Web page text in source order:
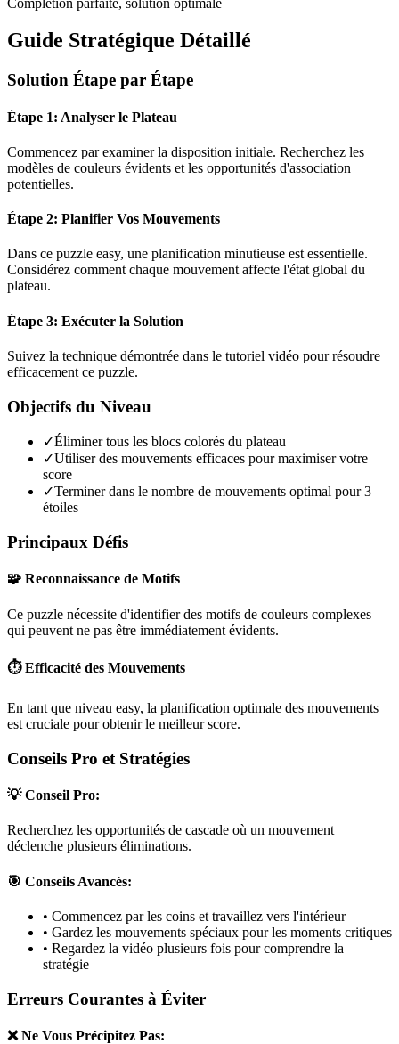
Guide Stratégique Détaillé
Solution Étape par Étape
Étape 1: Analyser le Plateau
Commencez par examiner la disposition initiale. Recherchez les
modèles de couleurs évidents et les opportunités d'association
potentielles.
Étape 2: Planifier Vos Mouvements
Dans ce puzzle easy, une planification minutieuse est essentielle.
Considérez comment chaque mouvement affecte l'état global du
plateau.
Étape 3: Exécuter la Solution
Suivez la technique démontrée dans le tutoriel vidéo pour résoudre
efficacement ce puzzle.
Objectifs du Niveau
✓Éliminer tous les blocs colorés du plateau
✓Utiliser des mouvements efficaces pour maximiser votre
score
✓Terminer dans le nombre de mouvements optimal pour 3
étoiles
Principaux Défis
🧩 Reconnaissance de Motifs
Ce puzzle nécessite d'identifier des motifs de couleurs complexes
qui peuvent ne pas être immédiatement évidents.
⏱️ Efficacité des Mouvements
En tant que niveau easy, la planification optimale des mouvements
est cruciale pour obtenir le meilleur score.
Conseils Pro et Stratégies
💡 Conseil Pro:
Recherchez les opportunités de cascade où un mouvement
déclenche plusieurs éliminations.
🎯 Conseils Avancés:
• Commencez par les coins et travaillez vers l'intérieur
• Gardez les mouvements spéciaux pour les moments critiques
• Regardez la vidéo plusieurs fois pour comprendre la
stratégie
Erreurs Courantes à Éviter
❌ Ne Vous Précipitez Pas: